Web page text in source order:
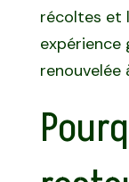
récoltes et
renouvelée